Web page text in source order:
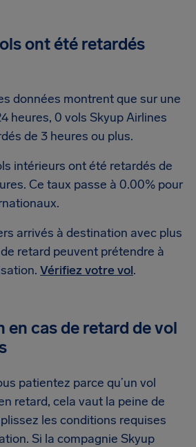
ont été retardés
données montrent que sur une
heures, 0 vols Skyup Airlines
de 3 heures ou plus.
intérieurs ont été retardés de
Ce taux passe à 0.00% pour
arrivés à destination avec plus
retard peuvent prétendre à
Vérifiez votre vol.
en cas de retard de vol
patientez parce qu’un vol
retard, cela vaut la peine de
les conditions requises
Si la compagnie Skyup